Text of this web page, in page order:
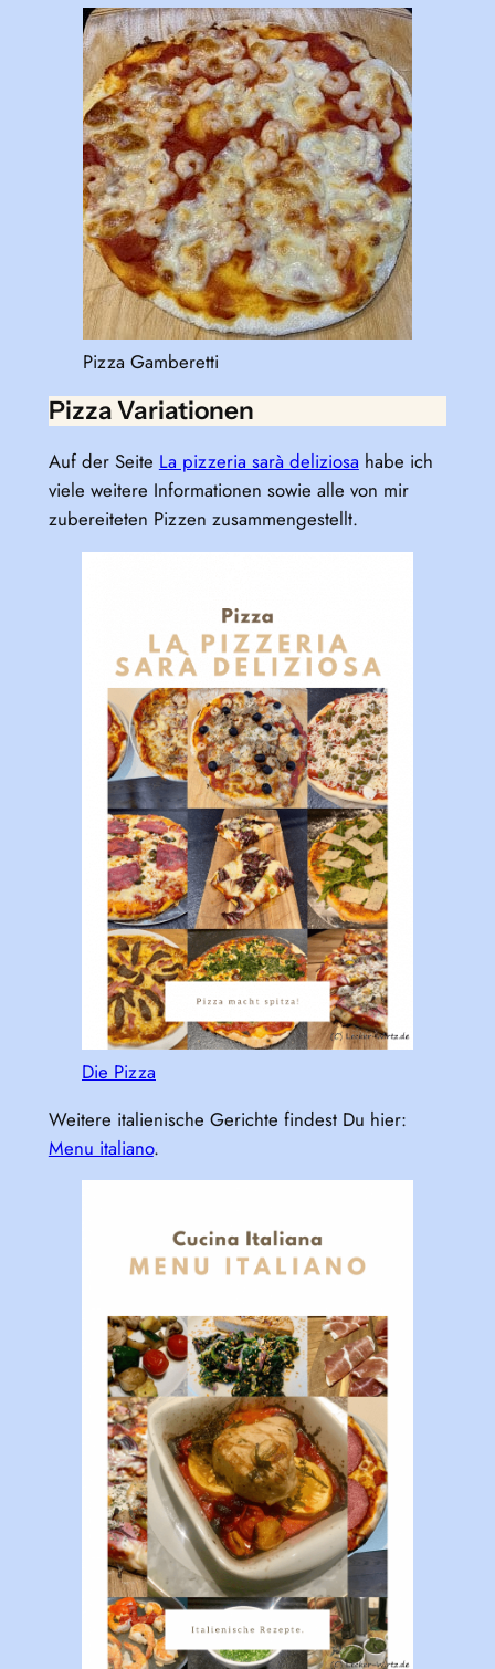
Pizza Gamberetti
Pizza Variationen
Auf der Seite La pizzeria sarà deliziosa habe ich
viele weitere Informationen sowie alle von mir
zubereiteten Pizzen zusammengestellt.
Die Pizza
Weitere italienische Gerichte findest Du hier:
Menu italiano.